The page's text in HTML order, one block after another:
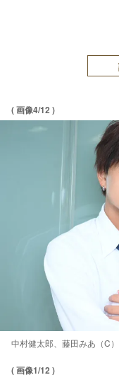
( 画像4/12 )
中村健太郎、藤田みあ（C
( 画像1/12 )